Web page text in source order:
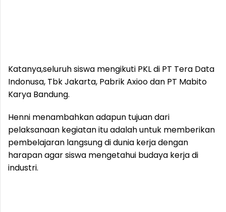
Katanya,seluruh siswa mengikuti PKL di PT Tera Data
Indonusa, Tbk Jakarta, Pabrik Axioo dan PT Mabito
Karya Bandung.
Henni menambahkan adapun tujuan dari
pelaksanaan kegiatan itu adalah untuk memberikan
pembelajaran langsung di dunia kerja dengan
harapan agar siswa mengetahui budaya kerja di
industri.